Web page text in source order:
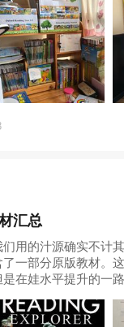
汇总
用的汁源确实不计
一部分原版教材。
在娃水平提升的一